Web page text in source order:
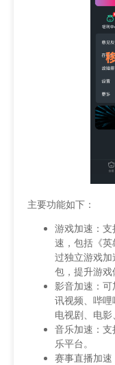
主要功能如下：
游戏加速：
速，包括《英
过独立游戏
包，提升游戏
影音加速：
讯视频、哔
电视剧、电影
音乐加速：
乐平台。
赛事直播加